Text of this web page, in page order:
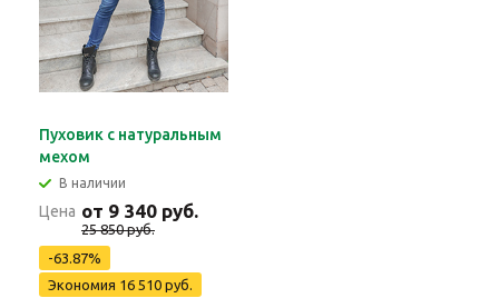
Пуховик с натуральным
мехом
В наличии
Цена от 9 340 руб.
25 850 руб.
-63.87%
Экономия 16 510 руб.